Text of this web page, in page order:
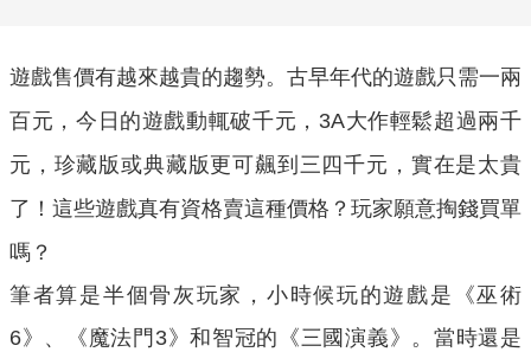
遊戲售價有越來越貴的趨勢。古早年代的遊戲只需一兩
百元，今日的遊戲動輒破千元， 3A大作輕鬆超過兩千
元，珍藏版或典藏版更可飆到三四千元，實在是太貴
了！這些遊戲真有資格賣這種價格？玩家願意掏錢買單
嗎？
筆者算是半個骨灰玩家，小時候玩的遊戲是《巫術
6》、《魔法門3》和智冠的《三國演義》。當時還是